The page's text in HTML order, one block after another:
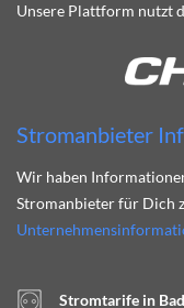
Unsere Plattform nutzt
Stromanbieter
Wir haben
Stromanbieter für Dich
Stromtarife in